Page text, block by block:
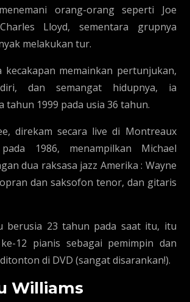
orang-orang seperti Joe
Lloyd, sementara grupnya
melakukan tur.
kecakapan memainkan pertunjukan,
diri, dan semangat hidupnya, ia
tahun 1999 pada usia 36 tahun.
direkam secara live di Montreaux
1986, menampilkan Michael
dua raksasa jazz Amerika : Wayne
dan saksofon tenor, dan gitaris
berusia 23 tahun pada saat itu, itu
12 pianis sebagai pemimpin dan
di DVD (sangat disarankan!).
Williams